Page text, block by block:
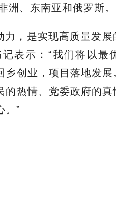
洲、东南亚和俄罗斯。
力 ， 是实现高质量发
表示： “我们将以最
乡创业 ， 项目落地发展
的热情、党委政府的真
”